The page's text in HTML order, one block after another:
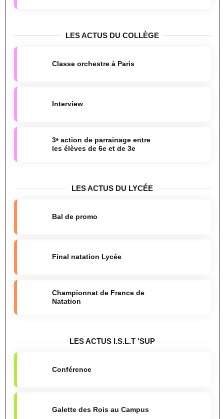
LES ACTUS DU COLLÈGE
Classe orchestre à Paris
Interview
3ᵉ action de parrainage entre
les élèves de 6e et de 3e
LES ACTUS DU LYCÉE
Bal de promo
Final natation Lycée
Championnat de France de
Natation
LES ACTUS I.S.L.T 'SUP
Conférence
Galette des Rois au Campus